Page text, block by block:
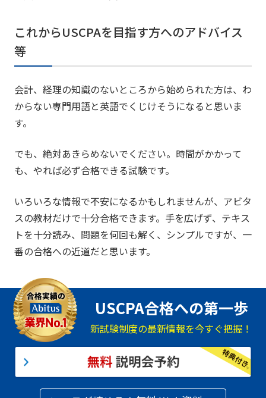
これからUSCPAを目指す方へのアドバイス
等
会計、経理の知識のないところから始められた方は、わ
からない専門用語と英語でくじけそうになると思いま
す。
でも、絶対あきらめないでください。時間がかかって
も、やれば必ず合格できる試験です。
いろいろな情報で不安になるかもしれませんが、アビタ
スの教材だけで十分合格できます。手を広げず、テキス
トを十分読み、問題を何回も解く、シンプルですが、一
番の合格への近道だと思います。
USCPA合格への第一歩
新試験制度の最新情報を今すぐ把握！